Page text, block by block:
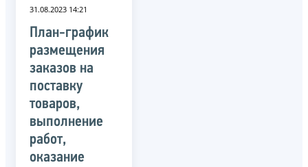
31.08.2023 14:21
План-график
размещения
заказов на
поставку
товаров,
выполнение
работ,
оказание